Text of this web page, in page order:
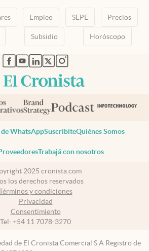
Empleo SEPE Precios
Subsidio Horóscopo
abre en nueva pestaña
abre en nueva pestaña
abre en nueva pestaña
abre en nueva pestaña
abre en nueva pestaña
de WhatsAppSuscribiteQuiénes Somos
Trabajá con nosotros
2025 cronista.com
los derechos reservados
y condiciones
Privacidad
Consentimiento
Tel: +54 11 7078-3270
de El Cronista Comercial S.A Registro de